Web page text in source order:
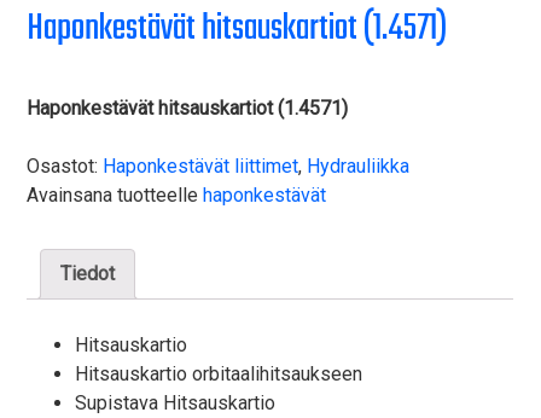
Haponkestävät hitsauskartiot (1.4571)
Haponkestävät hitsauskartiot (1.4571)
Osastot: Haponkestävät liittimet, Hydrauliikka
Avainsana tuotteellehaponkestävät
Tiedot
Hitsauskartio
Hitsauskartio orbitaalihitsaukseen
Supistava Hitsauskartio